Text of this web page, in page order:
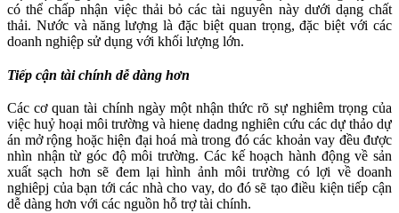
có thể chấp nhận việc thải bỏ các tài nguyên này dưới dạng chất
thải. Nước và năng lượng là đặc biệt quan trọng, đặc biệt với các
doanh nghiệp sử dụng với khối lượng lớn.
Tiếp cận tài chính dễ dàng hơn
Các cơ quan tài chính ngày một nhận thức rõ sự nghiêm trọng của
việc huỷ hoại môi trường và hienẹ dadng nghiên cứu các dự thảo dự
án mở rộng hoặc hiện đại hoá mà trong đó các khoản vay đều được
nhìn nhận từ góc độ môi trường. Các kế hoạch hành động về sản
xuất sạch hơn sẽ đem lại hình ảnh môi trường có lợi về doanh
nghiêpj của bạn tới các nhà cho vay, do đó sẽ tạo điều kiện tiếp cận
dễ dàng hơn với các nguồn hỗ trợ tài chính.